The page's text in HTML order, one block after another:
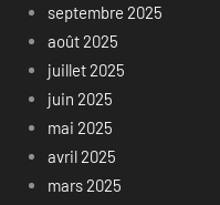
septembre 2025
août 2025
juillet 2025
juin 2025
mai 2025
avril 2025
mars 2025